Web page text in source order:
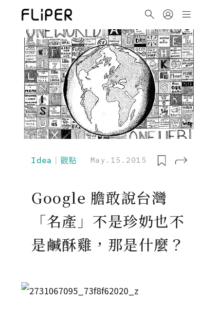
Idea｜觀點 May.15.2015
Google 膽敢說台灣
「名產」不是珍奶也不
是鹹酥雞，那是什麼？